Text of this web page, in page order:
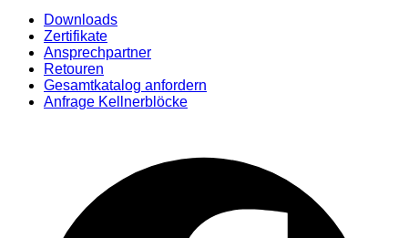
Downloads
Zertifikate
Ansprechpartner
Retouren
Gesamtkatalog anfordern
Anfrage Kellnerblöcke